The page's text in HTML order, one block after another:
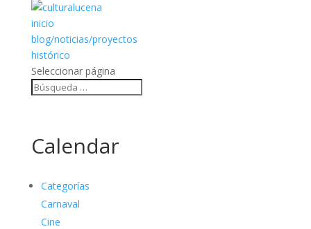
inicio
blog/noticias/proyectos
histórico
Seleccionar página
Calendar
Categorías
Carnaval
Cine